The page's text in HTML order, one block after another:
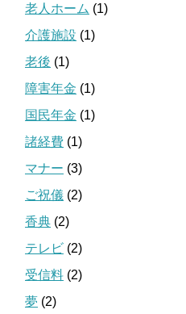
老人ホーム (1)
介護施設 (1)
老後 (1)
障害年金 (1)
国民年金 (1)
諸経費 (1)
マナー (3)
ご祝儀 (2)
香典 (2)
テレビ (2)
受信料 (2)
夢 (2)